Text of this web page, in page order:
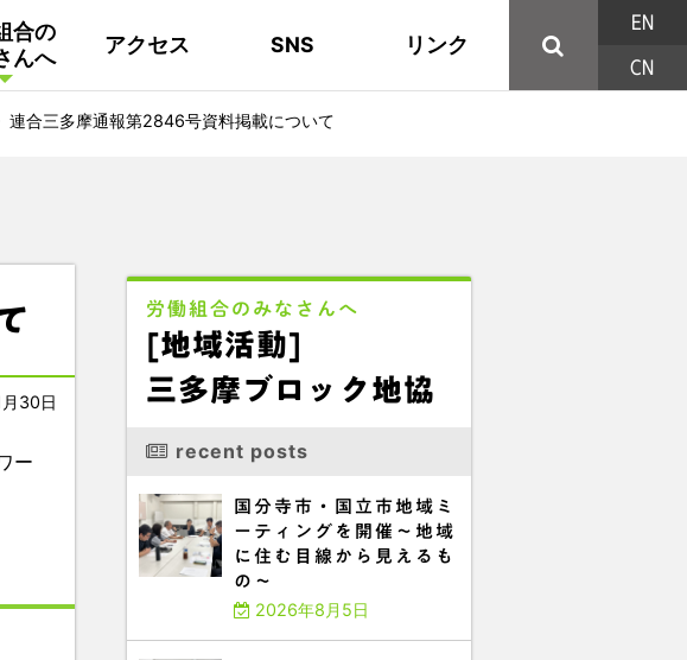
44の構成組織 主な取り組み
合の
んへ
地域活動 資料
アクセス
東部ブロック地協 西北ブロック
SNS
YouTube X/Twitter
リンク
EN
CN
連合三多摩通報第2846号資料掲載について
30日
ー
労働組合のみなさんへ
[地域活動]
三多摩ブロック地協
recent posts
国分寺市・国立市地域ミ
ーティングを開催～地域
に住む目線から見えるも
の～
2026年8月5日